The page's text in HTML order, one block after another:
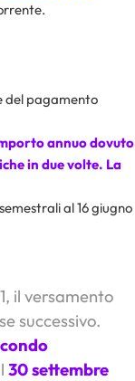
del pagamento
annuo dovuto
in due volte. La
al 16 giugno
il versamento
successivo.
30 settembre